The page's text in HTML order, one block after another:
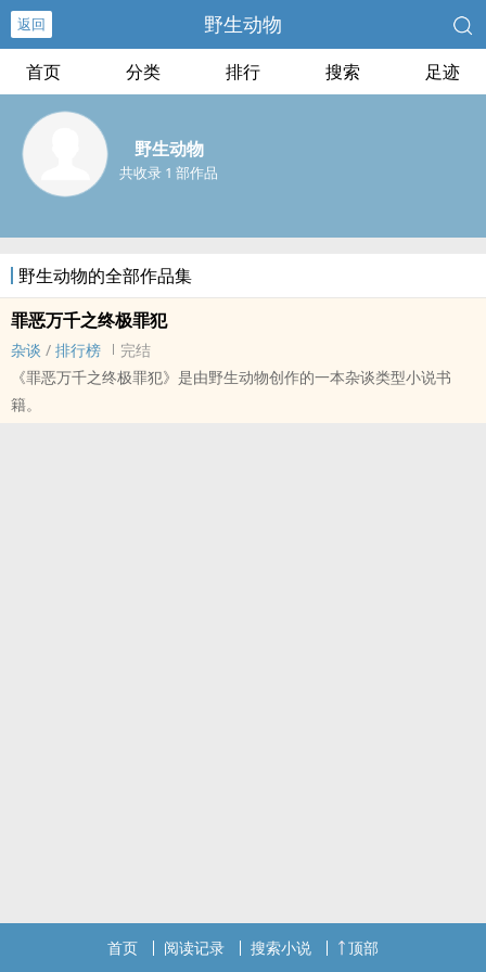
返回 野生动物
首页 分类 排行 搜索 足迹
野生动物
共收录 1 部作品
野生动物的全部作品集
罪恶万千之终极罪犯
杂谈 / 排行榜
完结
《罪恶万千之终极罪犯》是由野生动物创作的一本杂谈类型小说书
籍。
首页 阅读记录 搜索小说 顶部